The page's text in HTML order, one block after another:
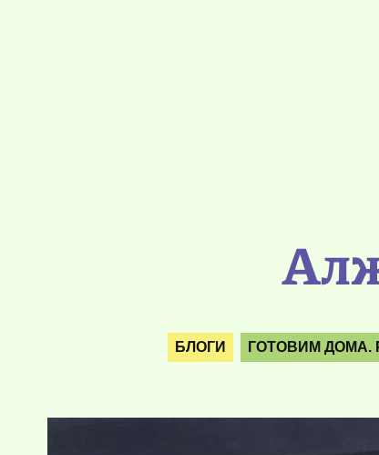
БЛОГИ ГОТОВИМ ДОМА.